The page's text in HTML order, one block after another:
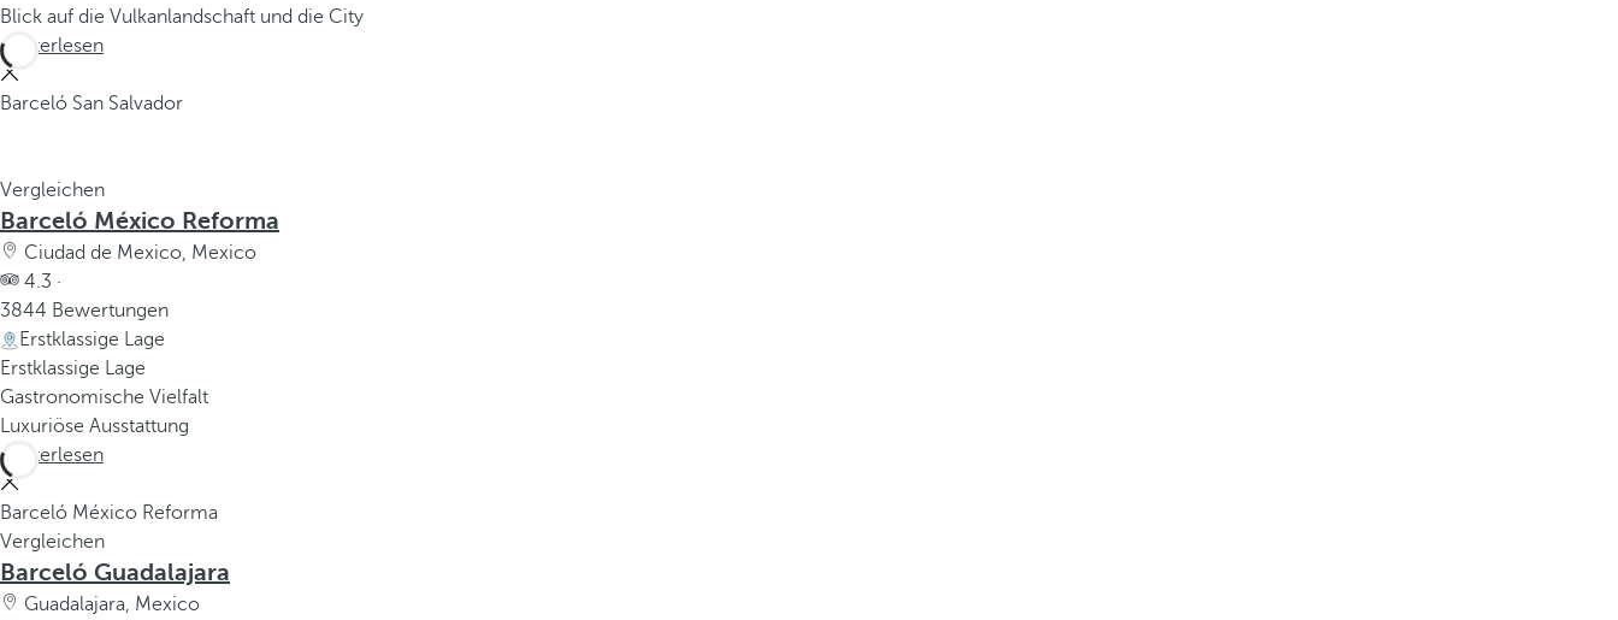
Blick auf die Vulkanlandschaft und die City
Weiterlesen
Barceló San Salvador
Vergleichen
Barceló México Reforma
Ciudad de Mexico, Mexico
4.3 ·
3844 Bewertungen
Erstklassige Lage
Erstklassige Lage
Gastronomische Vielfalt
Luxuriöse Ausstattung
Weiterlesen
Barceló México Reforma
Vergleichen
Barceló Guadalajara
Guadalajara, Mexico